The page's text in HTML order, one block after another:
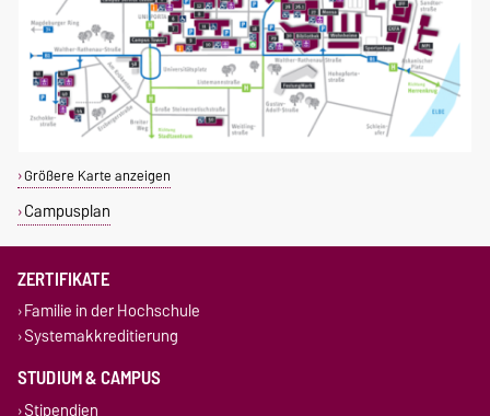
Größere Karte anzeigen
Campusplan
ZERTIFIKATE
Familie in der Hochschule
Systemakkreditierung
STUDIUM & CAMPUS
Stipendien